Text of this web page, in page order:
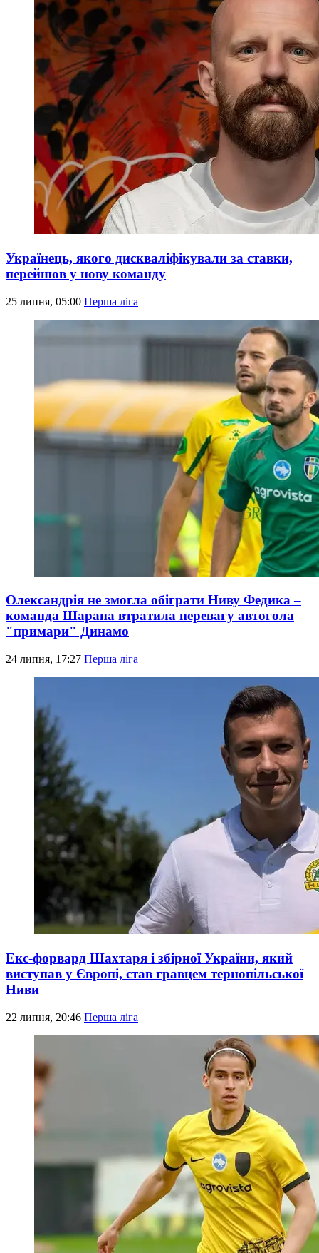
Українець, якого дискваліфікували за ставки,
перейшов у нову команду
25 липня, 05:00 Перша ліга
Олександрія не змогла обіграти Ниву Федика –
команда Шарана втратила перевагу автогола
"примари" Динамо
24 липня, 17:27 Перша ліга
Екс-форвард Шахтаря і збірної України, який
виступав у Європі, став гравцем тернопільської
Ниви
22 липня, 20:46 Перша ліга